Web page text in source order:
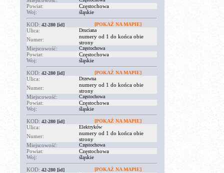
Powiat:
Częstochowa
Woj:
śląskie
KOD: 42-280 [id] [POKAŻ NA MAPIE]
Ulica: Druciana
Numer:
numery od 1 do końca obie
strony
Miejscowość:
Częstochowa
Powiat:
Częstochowa
Woj:
śląskie
KOD: 42-280 [id] [POKAŻ NA MAPIE]
Ulica: Drzewna
Numer:
numery od 1 do końca obie
strony
Miejscowość:
Częstochowa
Powiat:
Częstochowa
Woj:
śląskie
KOD: 42-280 [id] [POKAŻ NA MAPIE]
Ulica: Elektryków
Numer:
numery od 1 do końca obie
strony
Miejscowość:
Częstochowa
Powiat:
Częstochowa
Woj:
śląskie
KOD: 42-280 [id] [POKAŻ NA MAPIE]